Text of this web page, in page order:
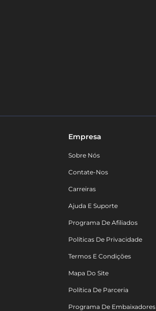
Empresa
Sobre Nós
Contate-Nos
Carreiras
Ajuda E Suporte
Programa De Afiliados
Políticas De Privacidade
Termos E Condições
Mapa Do Site
Política De Parceria
Programa De Embaixadores